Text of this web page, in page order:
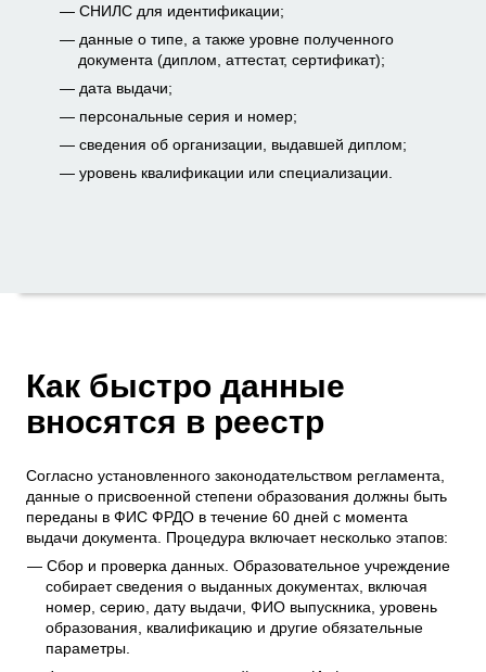
СНИЛС для идентификации;
данные о типе, а также уровне полученного
документа (диплом, аттестат, сертификат);
дата выдачи;
персональные серия и номер;
сведения об организации, выдавшей диплом;
уровень квалификации или специализации.
Как быстро данные
вносятся в реестр
Согласно установленного законодательством регламента,
данные о присвоенной степени образования должны быть
переданы в ФИС ФРДО в течение 60 дней с момента
выдачи документа. Процедура включает несколько этапов:
Сбор и проверка данных. Образовательное учреждение
собирает сведения о выданных документах, включая
номер, серию, дату выдачи, ФИО выпускника, уровень
образования, квалификацию и другие обязательные
параметры.